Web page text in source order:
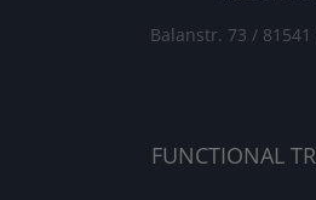
Balanstr. 73 /
FUNCTIONAL